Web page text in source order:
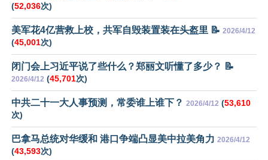
(52,036次)
美军花4亿营救上校，共军自毁装置装在头盔里 📝 2026/4/12
(45,001次)
闭门会上习近平说了些什么？郑丽文听懂了多少？ 📝
2026/4/12 (45,701次)
中共二十一大人事预测，常委谁上谁下？ 2026/4/12 (53,610
次)
巴拿马总统对华缓和 港口争端凸显美中拉美角力 2026/4/12
(43,593次)